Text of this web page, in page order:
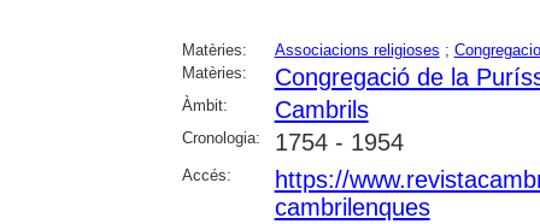
Matèries: Associacions religioses ;
Matèries:
Congregació de la
Àmbit: Cambrils
Cronologia: 1754 - 1954
Accés:
https://
cambrilenques